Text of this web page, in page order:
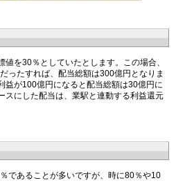
を30％としていたとします。この場合、
ったすれば、配当総額は300億円となりま
益が100億円になると配当総額は30億円に
スにした配当は、業駅と連動する利益還元
であることが多いですが、時に80％や10